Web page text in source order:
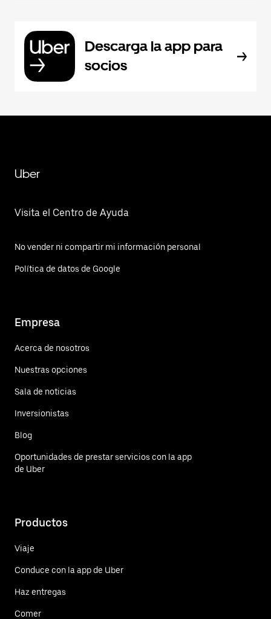
Descarga la app para
socios
Uber
Visita el Centro de Ayuda
No vender ni compartir mi información personal
Política de datos de Google
Empresa
Acerca de nosotros
Nuestras opciones
Sala de noticias
Inversionistas
Blog
Oportunidades de prestar servicios con la app
de Uber
Productos
Viaje
Conduce con la app de Uber
Haz entregas
Comer